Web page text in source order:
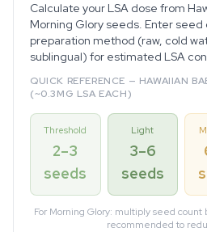
Calculate your LSA dose from
Morning Glory seeds. Enter
preparation method (raw, cold
sublingual) for estimated LSA
QUICK REFERENCE — HAWAIIAN
(~0.3MG LSA EACH)
Threshold
2–3
seeds
Light
3–6
seeds
For Morning Glory: multiply seed count
recommended to